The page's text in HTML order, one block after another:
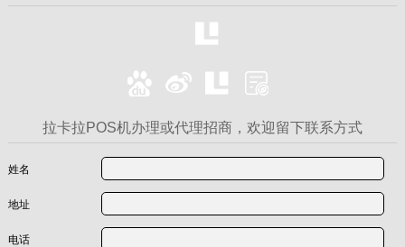
拉卡拉POS机办理或代理招商，欢迎留下联系方式
姓名
地址
电话